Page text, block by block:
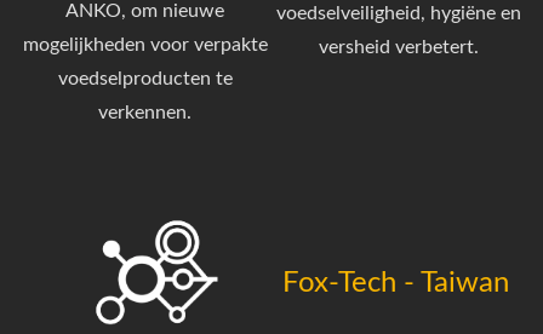
ANKO, om nieuwe
mogelijkheden voor verpakte
voedselproducten te
verkennen.
voedselveiligheid, hygiëne en
versheid verbetert.
Fox-Tech - Taiwan